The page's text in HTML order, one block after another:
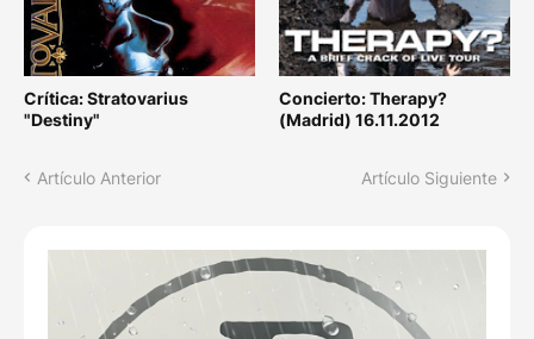
Crítica: Stratovarius
"Destiny"
Concierto: Therapy?
(Madrid) 16.11.2012
Artículo Anterior Artículo Siguiente